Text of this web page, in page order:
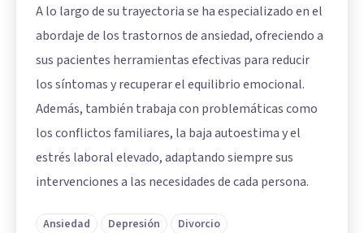
A lo largo de su trayectoria se ha especializado en el
abordaje de los trastornos de ansiedad, ofreciendo a
sus pacientes herramientas efectivas para reducir
los síntomas y recuperar el equilibrio emocional.
Además, también trabaja con problemáticas como
los conflictos familiares, la baja autoestima y el
estrés laboral elevado, adaptando siempre sus
intervenciones a las necesidades de cada persona.
Ansiedad Depresión
Divorcio